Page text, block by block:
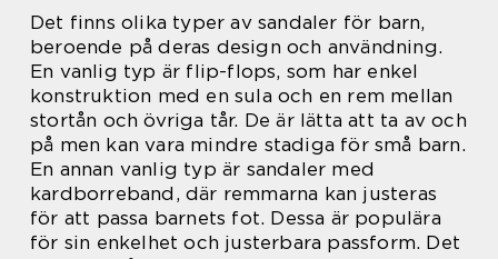
Det finns olika typer av sandaler för barn,
beroende på deras design och användning.
En vanlig typ är flip-flops, som har enkel
konstruktion med en sula och en rem mellan
stortån och övriga tår. De är lätta att ta av och
på men kan vara mindre stadiga för små barn.
En annan vanlig typ är sandaler med
kardborreband, där remmarna kan justeras
för att passa barnets fot. Dessa är populära
för sin enkelhet och justerbara passform. Det